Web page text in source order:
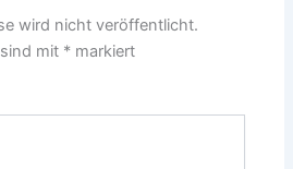
wird nicht veröffentlicht.
mit * markiert